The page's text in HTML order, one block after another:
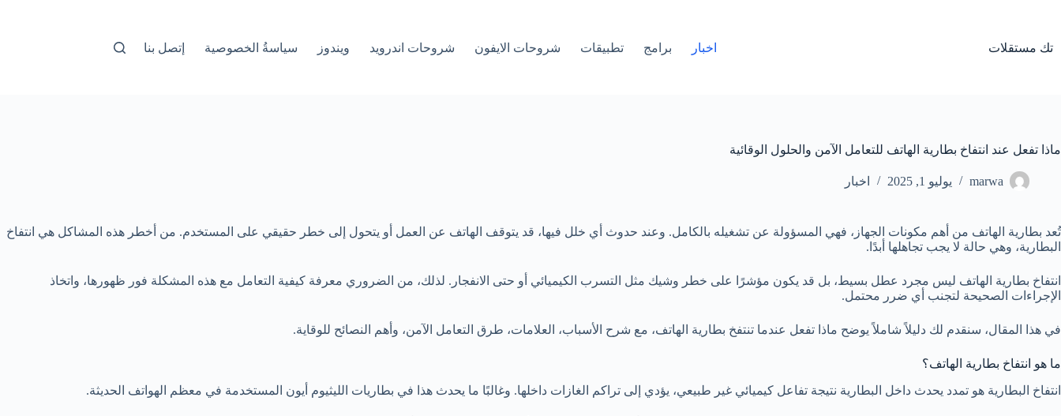
تك مستقلات اخبار برامج تطبيقات شروحات الايفون شروحات اندرويد ويندوز سياسةُ الخصوصية إتصل بنا
ماذا تفعل عند انتفاخ بطارية الهاتف للتعامل الآمن والحلول الوقائية
marwa يوليو 1, 2025 اخبار
تُعد بطارية الهاتف من أهم مكونات الجهاز، فهي المسؤولة عن تشغيله بالكامل. وعند حدوث أي خلل فيها، قد يتوقف الهاتف عن العمل أو يتحول إلى خطر حقيقي على المستخدم. من أخطر هذه المشاكل هي انتفاخ
البطارية، وهي حالة لا يجب تجاهلها أبدًا.
انتفاخ بطارية الهاتف ليس مجرد عطل بسيط، بل قد يكون مؤشرًا على خطر وشيك مثل التسرب الكيميائي أو حتى الانفجار. لذلك، من الضروري معرفة كيفية التعامل مع هذه المشكلة فور ظهورها، واتخاذ
الإجراءات الصحيحة لتجنب أي ضرر محتمل.
في هذا المقال، سنقدم لك دليلاً شاملاً يوضح ماذا تفعل عندما تنتفخ بطارية الهاتف، مع شرح الأسباب، العلامات، طرق التعامل الآمن، وأهم النصائح للوقاية.
ما هو انتفاخ بطارية الهاتف؟
انتفاخ البطارية هو تمدد يحدث داخل البطارية نتيجة تفاعل كيميائي غير طبيعي، يؤدي إلى تراكم الغازات داخلها. وغالبًا ما يحدث هذا في بطاريات الليثيوم أيون المستخدمة في معظم الهواتف الحديثة.